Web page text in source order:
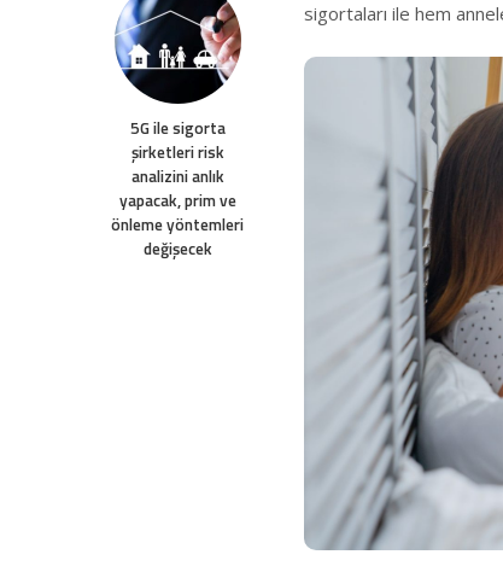
5G ile sigorta
şirketleri risk
analizini anlık
yapacak, prim ve
önleme yöntemleri
değişecek
sigortaları ile hem